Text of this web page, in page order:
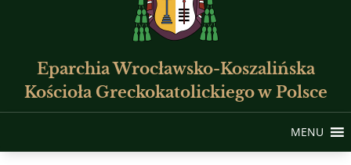
Eparchia Wrocławsko-Koszalińska
Kościoła Greckokatolickiego w Polsce
MENU